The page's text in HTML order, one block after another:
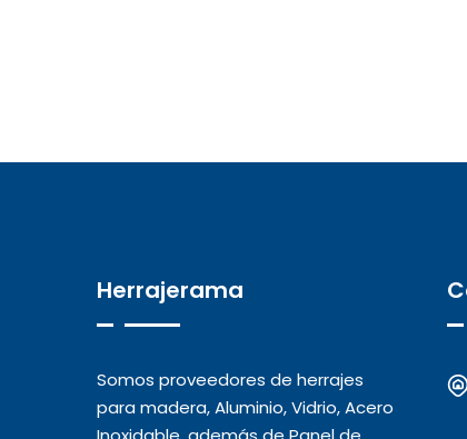
Herrajerama
Somos proveedores de herrajes
para madera, Aluminio, Vidrio, Acero